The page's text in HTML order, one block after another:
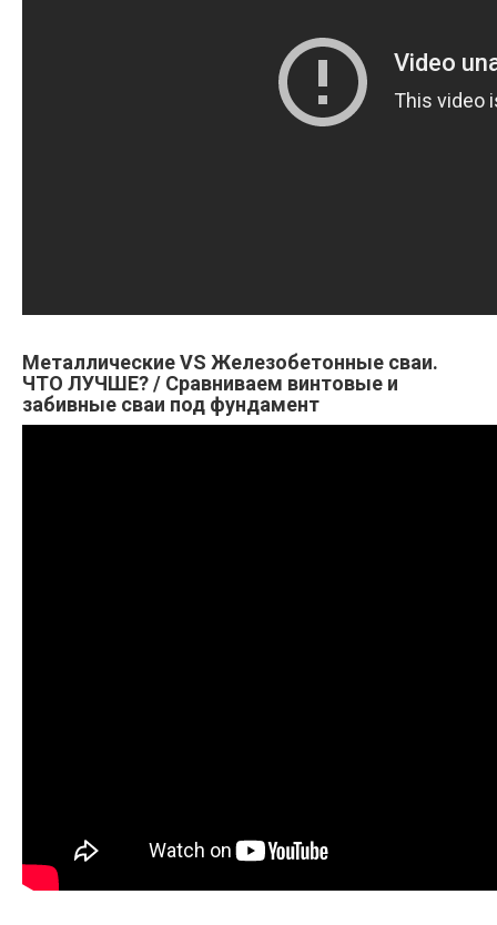
Металлические VS Железобетонные сваи.
ЧТО ЛУЧШЕ? / Сравниваем винтовые и
забивные сваи под фундамент